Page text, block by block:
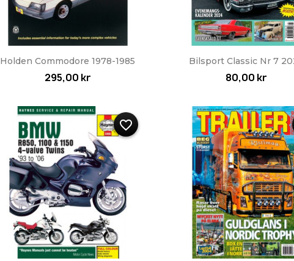
Snabbvy
Holden Commodore 1978-1985
295,00 kr
Snabbvy
Bilsport Classic Nr 7
80,00 kr
favorite_border